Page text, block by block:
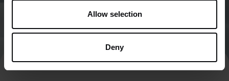
Allow selection
Deny